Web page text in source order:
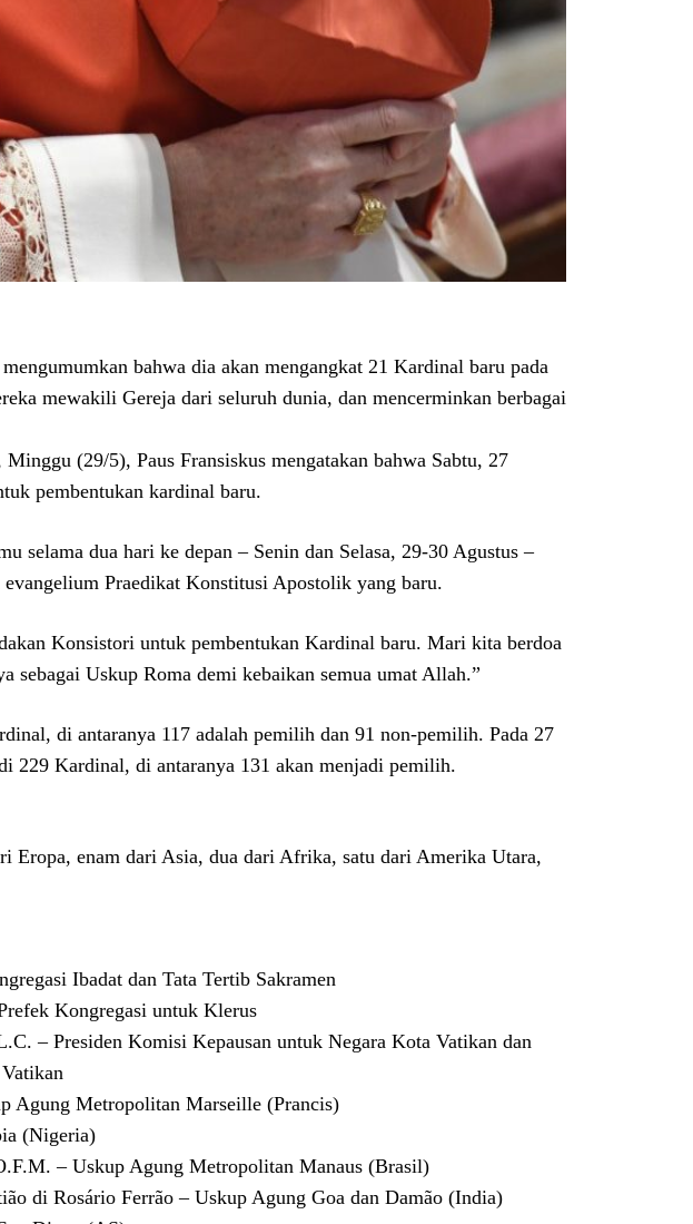
bahwa dia akan mengangkat 21 Kardinal baru pada
mewakili Gereja dari seluruh dunia, dan mencerminkan berbagai
(29/5), Paus Fransiskus mengatakan bahwa Sabtu, 27
pembentukan kardinal baru.
selama dua hari ke depan – Senin dan Selasa, 29-30 Agustus –
Praedikat Konstitusi Apostolik yang baru.
Konsistori untuk pembentukan Kardinal baru. Mari kita berdoa
sebagai Uskup Roma demi kebaikan semua umat Allah.”
di antaranya 117 adalah pemilih dan 91 non-pemilih. Pada 27
229 Kardinal, di antaranya 131 akan menjadi pemilih.
Eropa, enam dari Asia, dua dari Afrika, satu dari Amerika Utara,
Ibadat dan Tata Tertib Sakramen
Kongregasi untuk Klerus
– Presiden Komisi Kepausan untuk Negara Kota Vatikan dan
Agung Metropolitan Marseille (Prancis)
(Nigeria)
– Uskup Agung Metropolitan Manaus (Brasil)
di Rosário Ferrão – Uskup Agung Goa dan Damão (India)